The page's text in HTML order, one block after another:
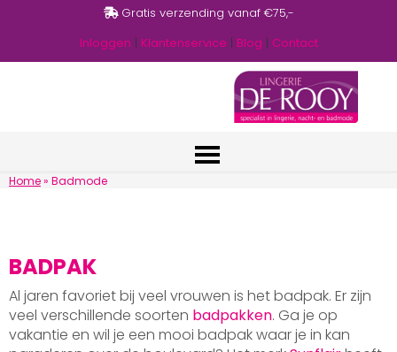
Gratis verzending vanaf €75,-
Inloggen | Klantenservice | Blog | Contact
Home» Badmode
BADPAK
Al jaren favoriet bij veel vrouwen is het badpak. Er zijn
veel verschillende soorten badpakken. Ga je op
vakantie en wil je een mooi badpak waar je in kan